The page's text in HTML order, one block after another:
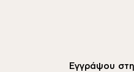
Εγγράψου